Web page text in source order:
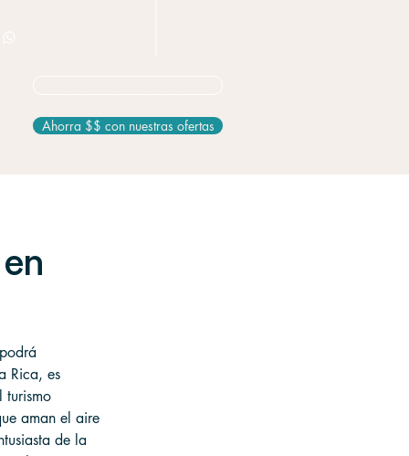
Ahorra $$ con nuestras ofertas
Rica, es
turismo
aman el aire
de la